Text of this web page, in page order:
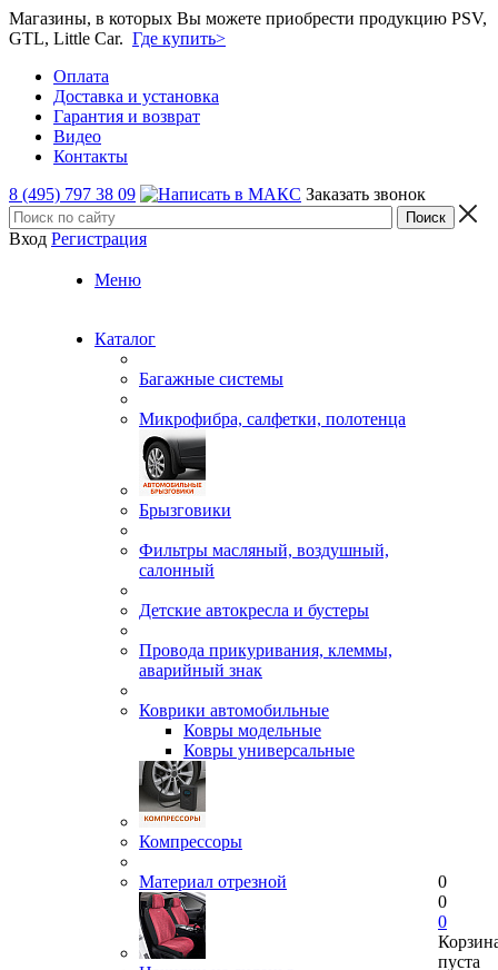
Магазины, в которых Вы можете приобрести продукцию PSV,
GTL, Little Car. Где купить>
Оплата
Доставка и установка
Гарантия и возврат
Видео
Контакты
8 (495) 797 38 09
Заказать звонок
Вход Регистрация
Меню
Каталог
Багажные системы
Микрофибра, салфетки, полотенца
Брызговики
Фильтры масляный, воздушный,
салонный
Детские автокресла и бустеры
Провода прикуривания, клеммы,
аварийный знак
Коврики автомобильные
Ковры модельные
Ковры универсальные
Компрессоры
Материал отрезной
0
0
0
пуста